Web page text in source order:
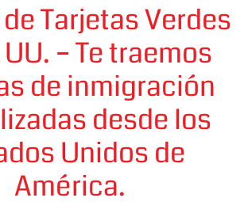
Tarjetas Verdes
UU. – Te traemos
de inmigración
desde los
Unidos de
América.